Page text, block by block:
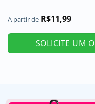
A partir de R$11,99
SOLICITE UM